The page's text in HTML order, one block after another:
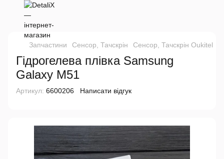
Запчастини Сенсор, Тачскрін Сенсор, Тачскрін Oukitel
Гідрогелева плівка Samsung
Galaxy M51
Артикул: 6600206 Написати відгук